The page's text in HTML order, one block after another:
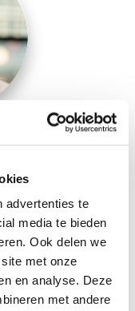
advertenties te
media te bieden
Ook delen we
met onze
en analyse. Deze
met andere